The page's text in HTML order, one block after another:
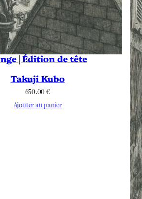
| Édition de tête
Takuji Kubo
650.00€
Ajouter au panier